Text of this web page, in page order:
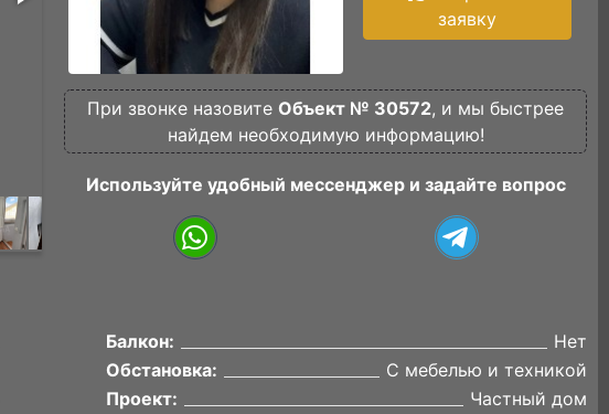
заявку
При звонке назовите Объект № 30572, и мы быстрее
найдем необходимую информацию!
Используйте удобный мессенджер и задайте вопрос
Балкон:
Нет
Обстановка:
С мебелью и техникой
Проект:
Частный дом